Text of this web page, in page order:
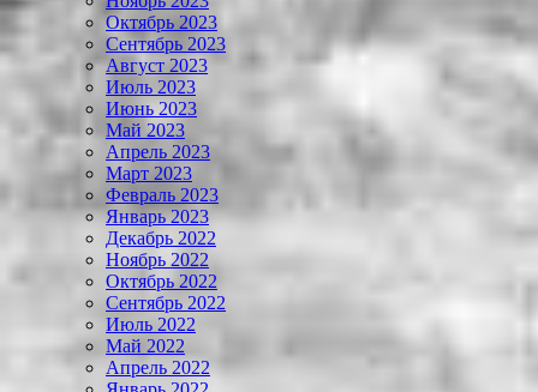
Октябрь 2023
Сентябрь 2023
Август 2023
Июль 2023
Июнь 2023
Май 2023
Апрель 2023
Март 2023
Февраль 2023
Январь 2023
Декабрь 2022
Ноябрь 2022
Октябрь 2022
Сентябрь 2022
Июль 2022
Май 2022
Апрель 2022